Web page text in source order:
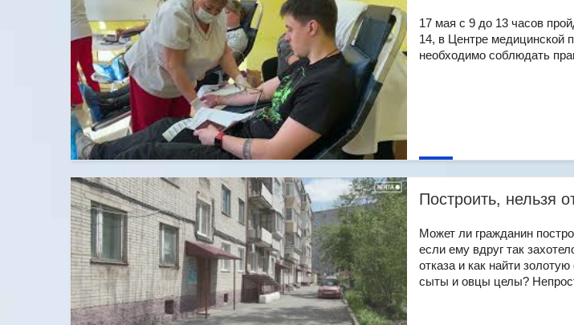
17 мая с 9 до 13 часов
14, в Центре медицинской
необходимо соблюдать
Построить, нельзя
Может ли гражданин
если ему вдруг так
отказа и как найти
сыты и овцы целы?